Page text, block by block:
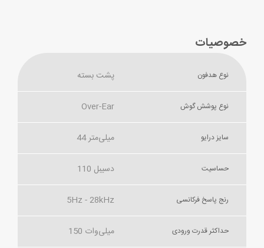
خصوصیات
نوع هدفون پشت بسته
نوع پوشش گوش Over-Ear
سایز درایو 44 میلی‌متر
حساسیت 110 دسیبل
رنج پاسخ فرکانسی 5Hz - 28kHz
حداکثر قدرت ورودی 150 میلی‌وات